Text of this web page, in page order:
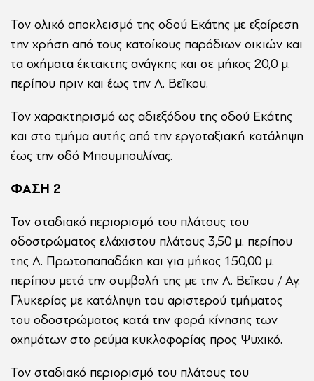
Τον ολικό αποκλεισμό της οδού Εκάτης με εξαίρεση
την χρήση από τους κατοίκους παρόδιων οικιών και
τα οχήματα έκτακτης ανάγκης και σε μήκος 20,0 μ.
περίπου πριν και έως την Λ. Βεϊκου.
Τον χαρακτηρισμό ως αδιεξόδου της οδού Εκάτης
και στο τμήμα αυτής από την εργοταξιακή κατάληψη
έως την οδό Μπουμπουλίνας.
ΦΑΣΗ 2
Τον σταδιακό περιορισμό του πλάτους του
οδοστρώματος ελάχιστου πλάτους 3,50 μ. περίπου
της Λ. Πρωτοπαπαδάκη και για μήκος 150,00 μ.
περίπου μετά την συμβολή της με την Λ. Βεϊκου / Αγ.
Γλυκερίας με κατάληψη του αριστερού τμήματος
του οδοστρώματος κατά την φορά κίνησης των
οχημάτων στο ρεύμα κυκλοφορίας προς Ψυχικό.
Τον σταδιακό περιορισμό του πλάτους του